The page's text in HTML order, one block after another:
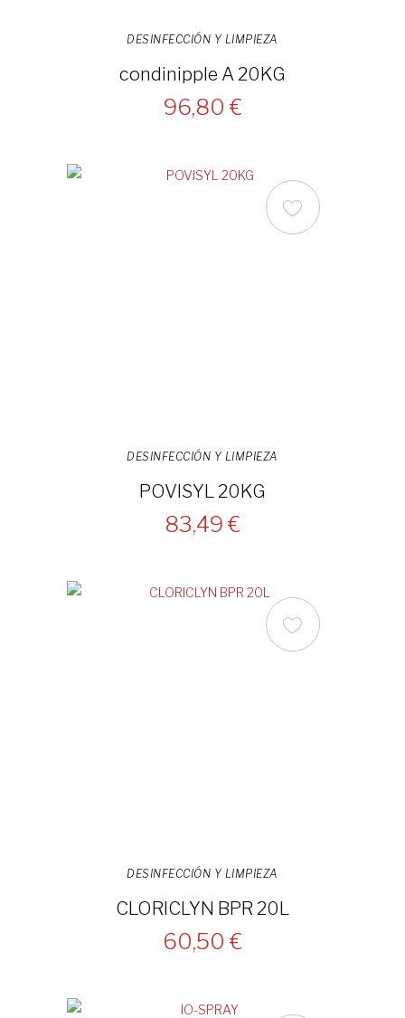
DESINFECCIÓN Y LIMPIEZA
condinipple A 20KG
96,80 €
DESINFECCIÓN Y LIMPIEZA
POVISYL 20KG
83,49 €
DESINFECCIÓN Y LIMPIEZA
CLORICLYN BPR 20L
60,50 €